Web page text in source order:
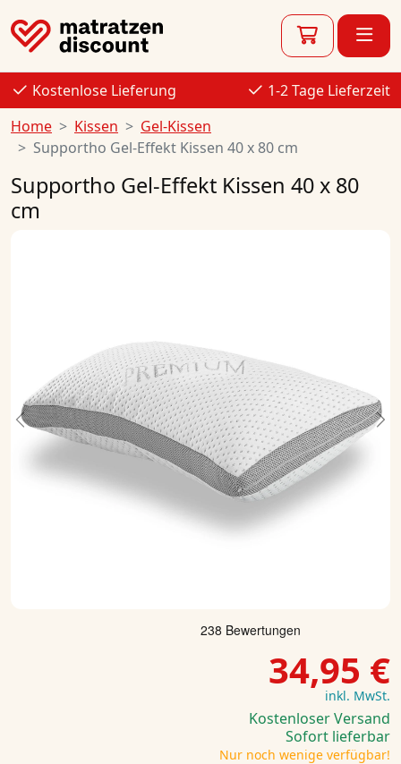
Kostenlose Lieferung
1-2 Tage Lieferzeit
Home
Kissen
Gel-Kissen
Supportho Gel-Effekt Kissen 40 x 80 cm
Supportho Gel-Effekt Kissen 40 x 80
cm
Previous
34,95 €
inkl. MwSt.
Kostenloser Versand
Sofort lieferbar
Nur noch wenige verfügbar!